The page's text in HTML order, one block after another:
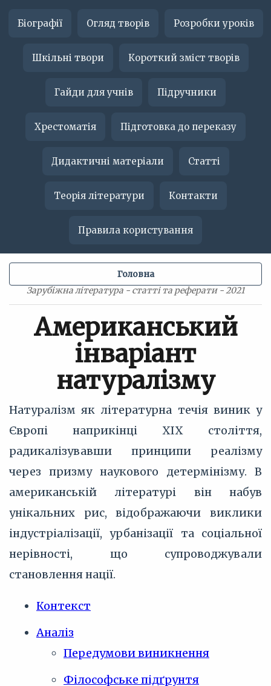
Біографії Огляд творів Розробки уроків
Шкільні твори Короткий зміст творів
Гайди для учнів Підручники
Хрестоматія Підготовка до переказу
Дидактичні матеріали Статті
Теорія літератури Контакти
Правила користування
Зарубіжна література - статті та реферати - 2021
Головна
Американський
інваріант
натуралізму
Натуралізм як літературна течія виник у
Європі наприкінці XIX століття,
радикалізувавши принципи реалізму
через призму наукового детермінізму. В
американській літературі він набув
унікальних рис, відображаючи виклики
індустріалізації, урбанізації та соціальної
нерівності, що супроводжували
становлення нації.
Контекст
Аналіз
Передумови виникнення
Філософське підґрунтя